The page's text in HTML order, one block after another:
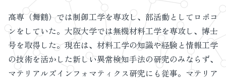
高専（舞鶴）では制御工学を専攻し、部活動としてロボコ
ンをしていた。大阪大学では無機材料工学を専攻し、博士
号を取得した。現在は、材料工学の知識や経験と情報工学
の技術を活かした新しい異常検知手法の研究のみならず、
マテリアルズインフォマティクス研究にも従事。マテリア